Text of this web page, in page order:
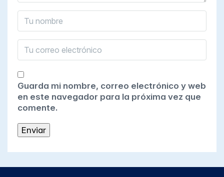
Guarda mi nombre, correo electrónico y web
en este navegador para la próxima vez que
comente.